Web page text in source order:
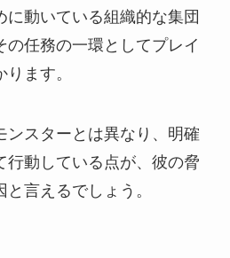
に動いている組織的な集団
の任務の一環としてプレイ
ます。
ンスターとは異なり、明確
行動している点が、彼の脅
言えるでしょう。